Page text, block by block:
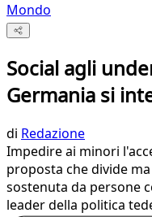
Mondo
Social agli
Germania si
di Redazione
Impedire ai minori
proposta che divide
sostenuta da persone
leader della politica